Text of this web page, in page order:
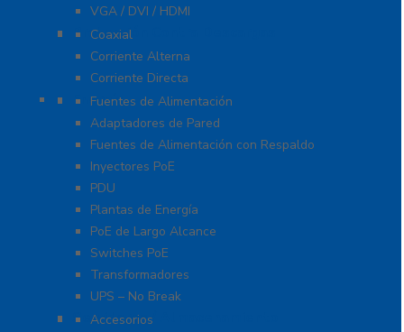
VGA / DVI / HDMI
Protección Contra Descargas
Coaxial
Corriente Alterna
Corriente Directa
Energía
Fuentes de Alimentación
Adaptadores de Pared
Fuentes de Alimentación con Respaldo
Inyectores PoE
PDU
Plantas de Energía
PoE de Largo Alcance
Switches PoE
Transformadores
UPS – No Break
Servidores / Almacenamiento
Accesorios